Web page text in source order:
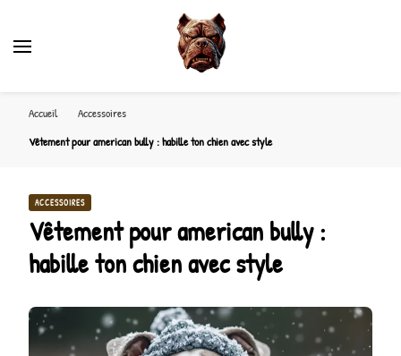
Accueil
Accessoires
Vêtement pour american bully : habille ton chien avec style
ACCESSOIRES
Vêtement pour american bully :
habille ton chien avec style